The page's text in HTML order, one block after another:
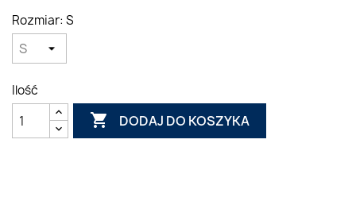
Rozmiar: S
Ilość
 DODAJ DO KOSZYKA